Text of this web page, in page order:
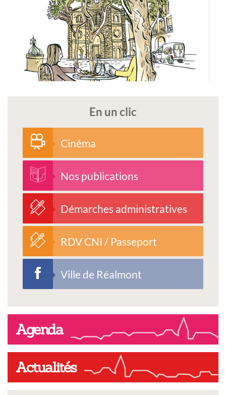
En un clic
Cinéma
Nos publications
Démarches administratives
RDV CNI / Passeport
Ville de Réalmont
Agenda
Actualités